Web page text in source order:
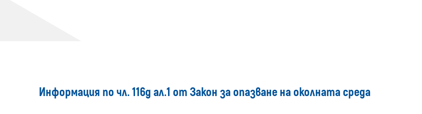
Информация по чл. 116д ал.1 от Закон за опазване на околната среда